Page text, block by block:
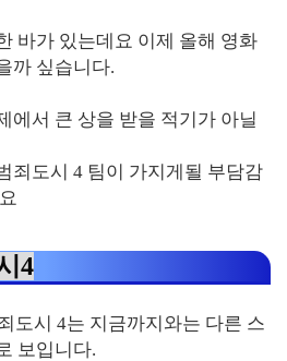
바가 있는데요 이제 올해 영화
까 싶습니다.
에서 큰 상을 받을 적기가 아닐
죄도시 4 팀이 가지게될 부담감
4
도시 4는 지금까지와는 다른 스
보입니다.